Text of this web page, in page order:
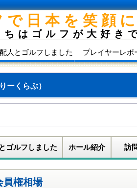
で日本を笑顔
ちはゴルフが大好き
人とゴルフしました プレイヤーレポ
ーくらぶ）
ゴルフしました ホール紹介 訪
員権相場